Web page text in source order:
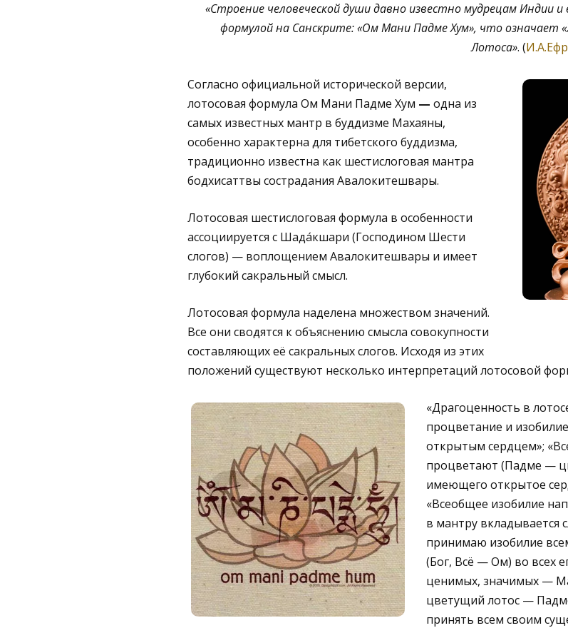
«Строение человеческой души давно известно мудрецам Индии
формулой на Санскрите: «Ом Мани Падме Хум», что означает
Лотоса». (
Согласно официальной исторической версии,
лотосовая формула Ом Мани Падме Хум — одна из
самых известных мантр в буддизме Махаяны,
особенно характерна для тибетского буддизма,
традиционно известна как шестислоговая мантра
бодхисаттвы сострадания Авалокитешвары.
Лотосовая шестислоговая формула в особенности
ассоциируется с Шада́кшари (Господином Шести
слогов) — воплощением Авалокитешвары и имеет
глубокий сакральный смысл.
Лотосовая формула наделена множеством значений.
Все они сводятся к объяснению смысла совокупности
составляющих её сакральных слогов. Исходя из этих
положений существуют несколько интерпретаций лотосовой
«Драгоценность в
процветание и
открытым сердцем»;
процветают (Падме —
имеющего открытое
«Всеобщее изобилие
в мантру вкладывается
принимаю изобилие
(Бог, Всё — Ом) во всех
ценимых, значимых —
цветущий лотос —
принять всем своим